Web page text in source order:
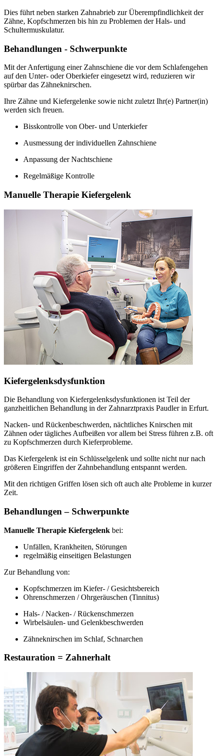
Dies führt neben starken Zahnabrieb zur Überempfindlichkeit der
Zähne, Kopfschmerzen bis hin zu Problemen der Hals- und
Schultermuskulatur.
Behandlungen - Schwerpunkte
Mit der Anfertigung einer Zahnschiene die vor dem Schlafengehen
auf den Unter- oder Oberkiefer eingesetzt wird, reduzieren wir
spürbar das Zähneknirschen.
Ihre Zähne und Kiefergelenke sowie nicht zuletzt Ihr(e) Partner(in)
werden sich freuen.
Bisskontrolle von Ober- und Unterkiefer
Ausmessung der individuellen Zahnschiene
Anpassung der Nachtschiene
Regelmäßige Kontrolle
Manuelle Therapie Kiefergelenk
Kiefergelenksdysfunktion
Die Behandlung von Kiefergelenksdysfunktionen ist Teil der
ganzheitlichen Behandlung in der Zahnarztpraxis Paudler in Erfurt.
Nacken- und Rückenbeschwerden, nächtliches Knirschen mit
Zähnen oder tägliches Aufbeißen vor allem bei Stress führen z.B. oft
zu Kopfschmerzen durch Kieferprobleme.
Das Kiefergelenk ist ein Schlüsselgelenk und sollte nicht nur nach
größeren Eingriffen der Zahnbehandlung entspannt werden.
Mit den richtigen Griffen lösen sich oft auch alte Probleme in kurzer
Zeit.
Behandlungen – Schwerpunkte
Manuelle Therapie Kiefergelenk bei:
Unfällen, Krankheiten, Störungen
regelmäßig einseitigen Belastungen
Zur Behandlung von:
Kopfschmerzen im Kiefer- / Gesichtsbereich
Ohrenschmerzen / Ohrgeräuschen (Tinnitus)
Hals- / Nacken- / Rückenschmerzen
Wirbelsäulen- und Gelenkbeschwerden
Zähneknirschen im Schlaf, Schnarchen
Restauration = Zahnerhalt